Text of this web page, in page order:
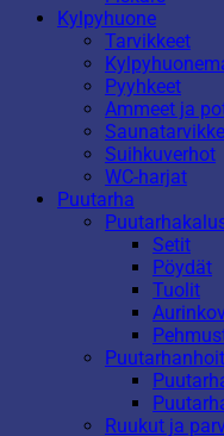
Kylpyhuone
Tarvikkeet
Pyyhkeet
Ammeet ja
Suihkuverhot
WC-harjat
Puutarha
Setit
Pöydät
Tuolit
Ruukut ja